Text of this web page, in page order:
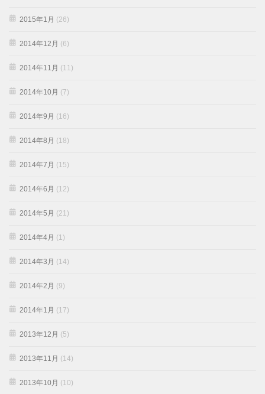
2015年1月 (26)
2014年12月 (6)
2014年11月 (11)
2014年10月 (7)
2014年9月 (16)
2014年8月 (18)
2014年7月 (15)
2014年6月 (12)
2014年5月 (21)
2014年4月 (1)
2014年3月 (14)
2014年2月 (9)
2014年1月 (17)
2013年12月 (5)
2013年11月 (14)
2013年10月 (10)